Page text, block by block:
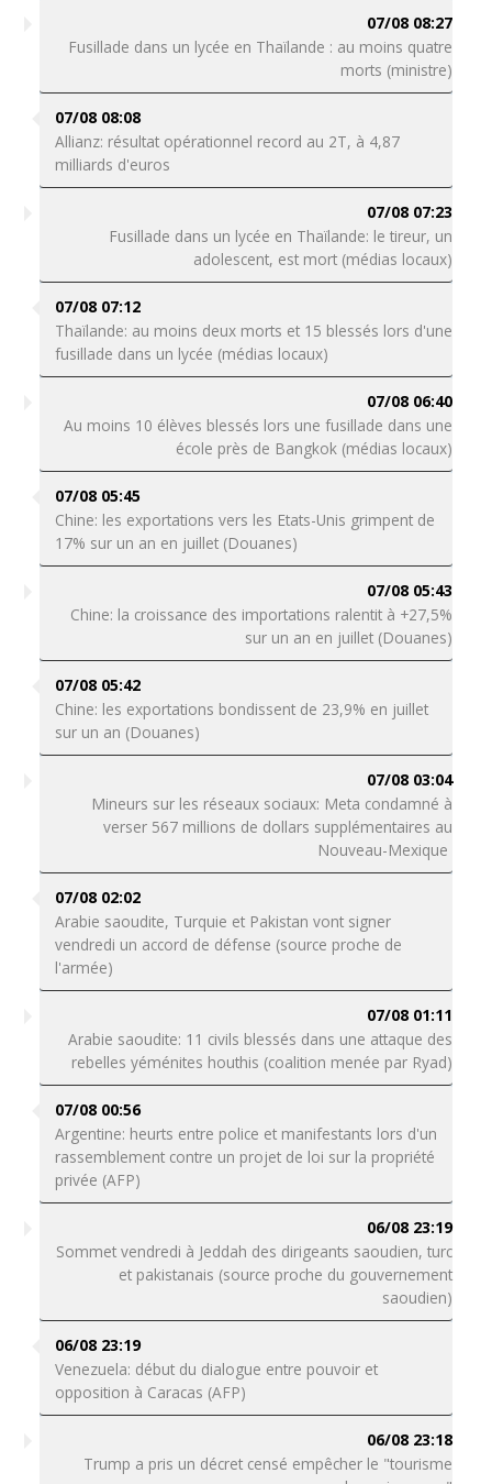
07/08 08:27
Fusillade dans un lycée en Thaïlande : au moins quatre
morts (ministre)
07/08 08:08
Allianz: résultat opérationnel record au 2T, à 4,87
milliards d'euros
07/08 07:23
Fusillade dans un lycée en Thaïlande: le tireur, un
adolescent, est mort (médias locaux)
07/08 07:12
Thaïlande: au moins deux morts et 15 blessés lors d'une
fusillade dans un lycée (médias locaux)
07/08 06:40
Au moins 10 élèves blessés lors une fusillade dans une
école près de Bangkok (médias locaux)
07/08 05:45
Chine: les exportations vers les Etats-Unis grimpent de
17% sur un an en juillet (Douanes)
07/08 05:43
Chine: la croissance des importations ralentit à +27,5%
sur un an en juillet (Douanes)
07/08 05:42
Chine: les exportations bondissent de 23,9% en juillet
sur un an (Douanes)
07/08 03:04
Mineurs sur les réseaux sociaux: Meta condamné à
verser 567 millions de dollars supplémentaires au
Nouveau-Mexique
07/08 02:02
Arabie saoudite, Turquie et Pakistan vont signer
vendredi un accord de défense (source proche de
l'armée)
07/08 01:11
Arabie saoudite: 11 civils blessés dans une attaque des
rebelles yéménites houthis (coalition menée par Ryad)
07/08 00:56
Argentine: heurts entre police et manifestants lors d'un
rassemblement contre un projet de loi sur la propriété
privée (AFP)
06/08 23:19
Sommet vendredi à Jeddah des dirigeants saoudien, turc
et pakistanais (source proche du gouvernement
saoudien)
06/08 23:19
Venezuela: début du dialogue entre pouvoir et
opposition à Caracas (AFP)
06/08 23:18
Trump a pris un décret censé empêcher le "tourisme